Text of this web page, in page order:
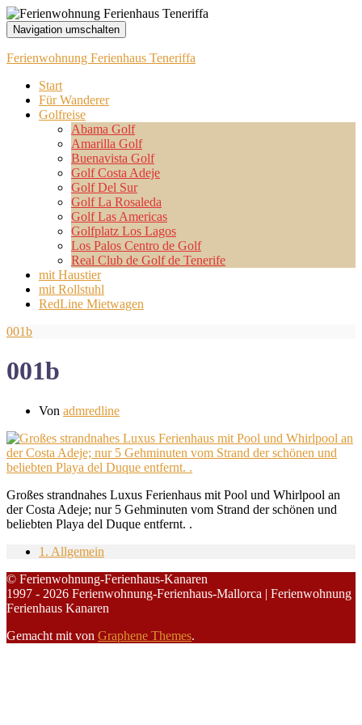
Navigation umschalten
Ferienwohnung Ferienhaus Teneriffa
Start
Für Wanderer
Golfreise
Abama Golf
Amarilla Golf
Buenavista Golf
Golf Costa Adeje
Golf Del Sur
Golf La Rosaleda
Golf Las Americas
Golfplatz Los Lagos
Los Palos Centro de Golf
Real Club de Golf de Tenerife
mit Haustier
mit Rollstuhl
RedLine Mietwagen
001b
001b
Von admredline
Großes strandnahes Luxus Ferienhaus mit Pool und Whirlpool an
der Costa Adeje; nur 5 Gehminuten vom Strand der schönen und
beliebten Playa del Duque entfernt. .
1. Allgemein
© Ferienwohnung-Ferienhaus-Kanaren
1997 - 2026 Ferienwohnung-Ferienhaus-Mallorca | Ferienwohnung
Ferienhaus Kanaren
Gemacht mit von Graphene Themes.